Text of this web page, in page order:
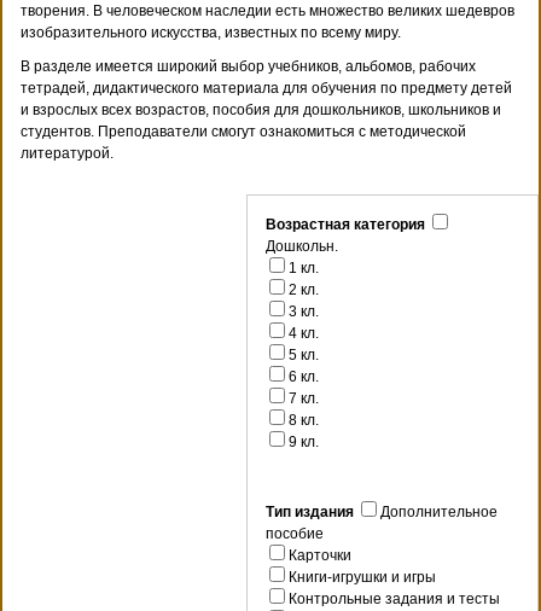
творения. В человеческом наследии есть множество великих шедевров
изобразительного искусства, известных по всему миру.
В разделе имеется широкий выбор учебников, альбомов, рабочих
тетрадей, дидактического материала для обучения по предмету детей
и взрослых всех возрастов, пособия для дошкольников, школьников и
студентов. Преподаватели смогут ознакомиться с методической
литературой.
Возрастная категория
Дошкольн.
1 кл.
2 кл.
3 кл.
4 кл.
5 кл.
6 кл.
7 кл.
8 кл.
9 кл.
Тип издания
Дополнительное
пособие
Карточки
Книги-игрушки и игры
Контрольные задания и тесты